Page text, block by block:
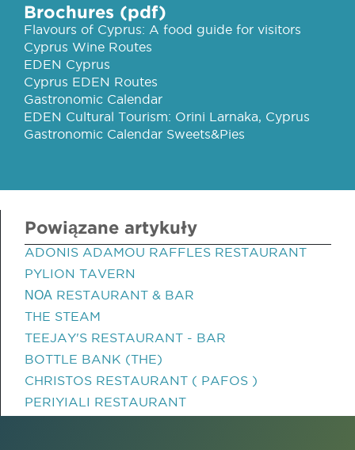
Brochures (pdf)
Flavours of Cyprus: A food guide for visitors
Cyprus Wine Routes
EDEN Cyprus
Cyprus EDEN Routes
Gastronomic Calendar
EDEN Cultural Tourism: Orini Larnaka, Cyprus
Gastronomic Calendar Sweets&Pies
Powiązane artykuły
ADONIS ADAMOU RAFFLES RESTAURANT
PYLION TAVERN
ΝΟΑ RESTAURANT & BAR
THE STEAM
TEEJAY'S RESTAURANT - BAR
BOTTLE BANK (THE)
CHRISTOS RESTAURANT ( PAFOS )
PERIYIALI RESTAURANT